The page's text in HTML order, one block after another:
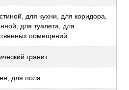
для кухни, для коридора,
для туалета, для
помещений
гранит
для пола